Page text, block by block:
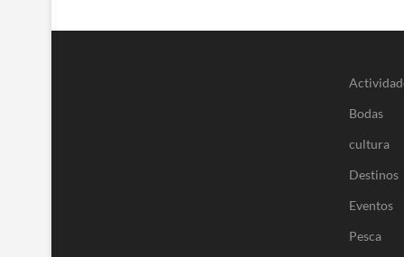
Bodas
cultura
Destinos
Eventos
Pesca